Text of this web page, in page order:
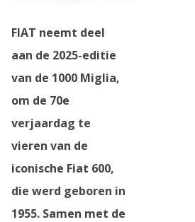
N
FIAT neemt deel
aan de 2025-editie
van de 1000 Miglia,
om de 70e
verjaardag te
vieren van de
iconische Fiat 600,
die werd geboren in
1955. Samen met de